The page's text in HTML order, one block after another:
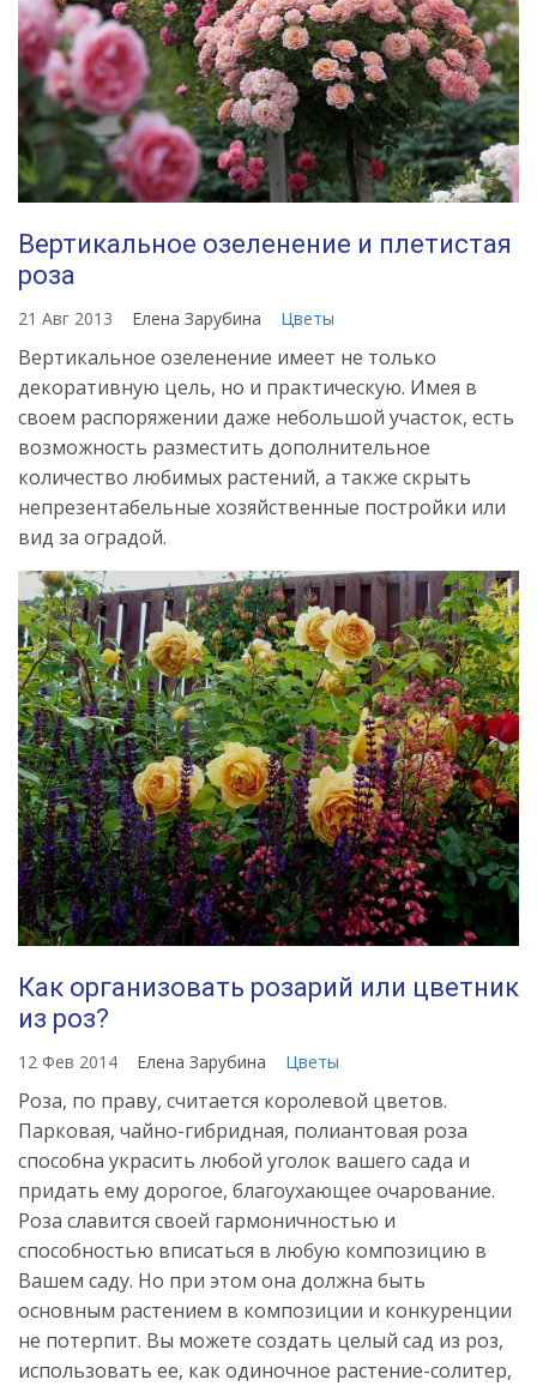
Вертикальное озеленение и плетистая
роза
21 Авг 2013 Елена Зарубина Цветы
Вертикальное озеленение имеет не только
декоративную цель, но и практическую. Имея в
своем распоряжении даже небольшой участок, есть
возможность разместить дополнительное
количество любимых растений, а также скрыть
непрезентабельные хозяйственные постройки или
вид за оградой.
Как организовать розарий или цветник
из роз?
12 Фев 2014 Елена Зарубина Цветы
Роза, по праву, считается королевой цветов.
Парковая, чайно-гибридная, полиантовая роза
способна украсить любой уголок вашего сада и
придать ему дорогое, благоухающее очарование.
Роза славится своей гармоничностью и
способностью вписаться в любую композицию в
Вашем саду. Но при этом она должна быть
основным растением в композиции и конкуренции
не потерпит. Вы можете создать целый сад из роз,
использовать ее, как одиночное растение-солитер,